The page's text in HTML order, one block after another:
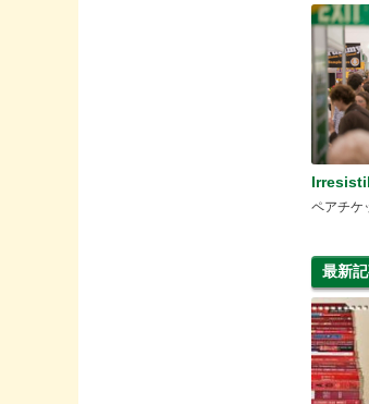
ペアチケ
最新